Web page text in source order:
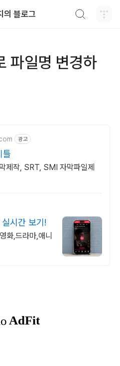
의 블로그
일명 변경하
광고
틀
제작, SRT, SMI 자막파일제
시간 보기!
화,드라마,애니